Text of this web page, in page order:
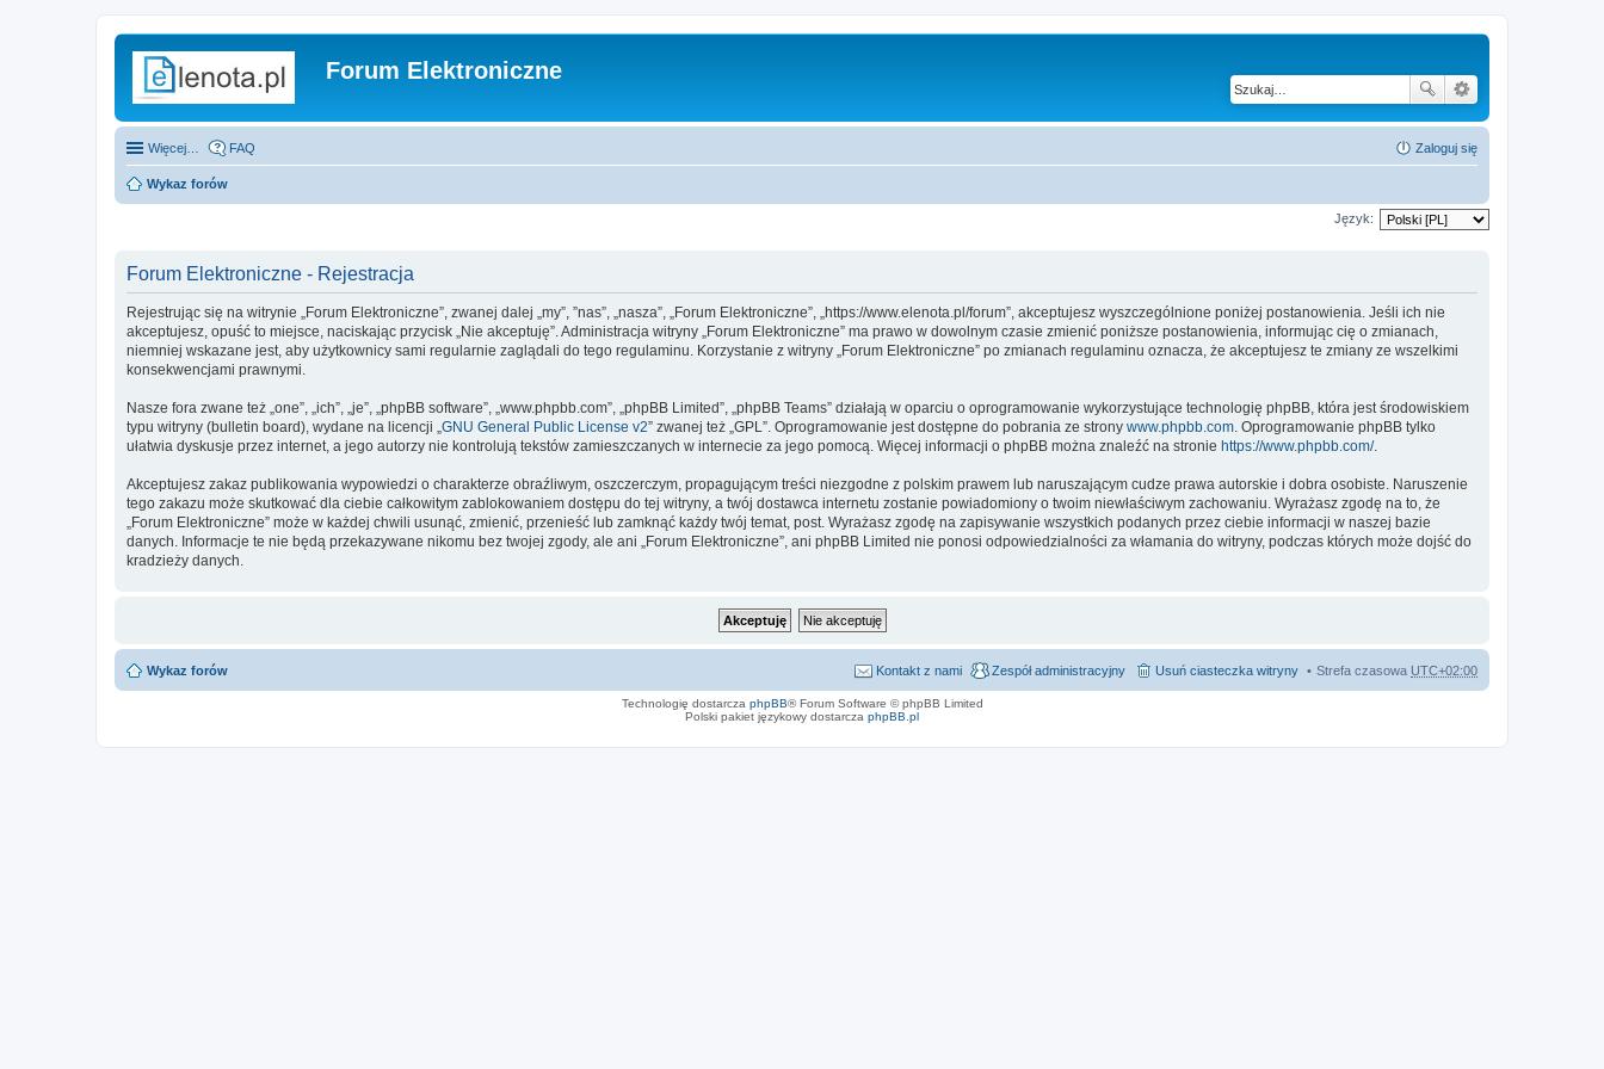
Forum Elektroniczne
Więcej… FAQ Zaloguj się
Wykaz forów
Język:
Forum Elektroniczne - Rejestracja
Rejestrując się na witrynie „Forum Elektroniczne”, zwanej dalej „my”, ”nas”, „nasza”, „Forum Elektroniczne”, „https://www.elenota.pl/forum”, akceptujesz wyszczególnione poniżej postanowienia. Jeśli ich nie
akceptujesz, opuść to miejsce, naciskając przycisk „Nie akceptuję”. Administracja witryny „Forum Elektroniczne” ma prawo w dowolnym czasie zmienić poniższe postanowienia, informując cię o zmianach,
niemniej wskazane jest, aby użytkownicy sami regularnie zaglądali do tego regulaminu. Korzystanie z witryny „Forum Elektroniczne” po zmianach regulaminu oznacza, że akceptujesz te zmiany ze wszelkimi
konsekwencjami prawnymi.
Nasze fora zwane też „one”, „ich”, „je”, „phpBB software”, „www.phpbb.com”, „phpBB Limited”, „phpBB Teams” działają w oparciu o oprogramowanie wykorzystujące technologię phpBB, która jest środowiskiem
typu witryny (bulletin board), wydane na licencji „ GNU General Public License v2” zwanej też „GPL”. Oprogramowanie jest dostępne do pobrania ze strony www.phpbb.com . Oprogramowanie phpBB tylko
ułatwia dyskusje przez internet, a jego autorzy nie kontrolują tekstów zamieszczanych w internecie za jego pomocą. Więcej informacji o phpBB można znaleźć na stronie https://www.phpbb.com/.
Akceptujesz zakaz publikowania wypowiedzi o charakterze obraźliwym, oszczerczym, propagującym treści niezgodne z polskim prawem lub naruszającym cudze prawa autorskie i dobra osobiste. Naruszenie
tego zakazu może skutkować dla ciebie całkowitym zablokowaniem dostępu do tej witryny, a twój dostawca internetu zostanie powiadomiony o twoim niewłaściwym zachowaniu. Wyrażasz zgodę na to, że
„Forum Elektroniczne” może w każdej chwili usunąć, zmienić, przenieść lub zamknąć każdy twój temat, post. Wyrażasz zgodę na zapisywanie wszystkich podanych przez ciebie informacji w naszej bazie
danych. Informacje te nie będą przekazywane nikomu bez twojej zgody, ale ani „Forum Elektroniczne”, ani phpBB Limited nie ponosi odpowiedzialności za włamania do witryny, podczas których może dojść do
kradzieży danych.
Wykaz forów Strefa czasowa UTC+02:00
Usuń ciasteczka witryny
Zespół administracyjny
Kontakt z nami
Technologię dostarcza phpBB® Forum Software © phpBB Limited
Polski pakiet językowy dostarcza phpBB.pl